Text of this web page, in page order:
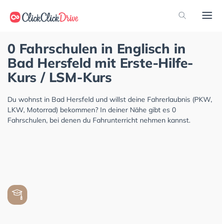
0 Fahrschulen in Englisch in
Bad Hersfeld mit Erste-Hilfe-
Kurs / LSM-Kurs
Du wohnst in Bad Hersfeld und willst deine Fahrerlaubnis (PKW,
LKW, Motorrad) bekommen? In deiner Nähe gibt es 0
Fahrschulen, bei denen du Fahrunterricht nehmen kannst.